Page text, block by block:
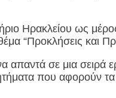
Ηρακλείου ως
“Προκλήσεις και
απαντά σε μια σειρά
που αφορούν τα